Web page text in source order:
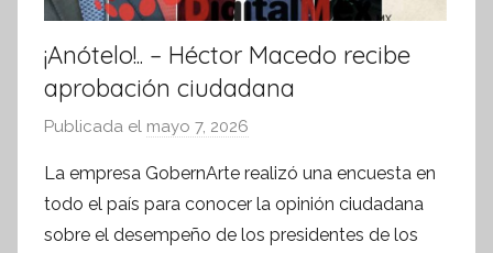
¡Anótelo!.. – Héctor Macedo recibe
aprobación ciudadana
Publicada el mayo 7, 2026
r
S
í
La empresa GobernArte realizó una encuesta en
todo el país para conocer la opinión ciudadana
sobre el desempeño de los presidentes de los